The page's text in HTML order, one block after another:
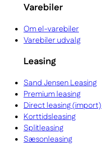
Varebiler
Om el-varebiler
Varebiler udvalg
Leasing
Sand Jensen Leasing
Premium leasing
Direct leasing (import)
Korttidsleasing
Splitleasing
Sæsonleasing